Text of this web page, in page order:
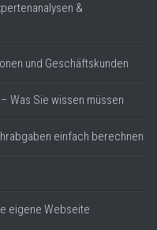
&
und Geschäftskunden
Was Sie wissen müssen
einfach berechnen
eigene Webseite